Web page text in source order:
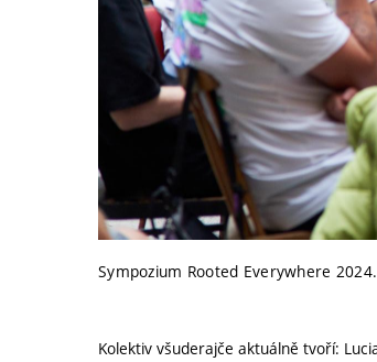
Sympozium Rooted Everywhere
Kolektiv všuderajče aktuálně tvoří: